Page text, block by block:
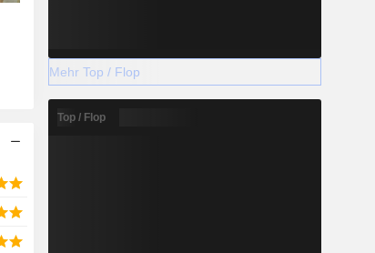
Mehr Top / Flop
Top / Flop